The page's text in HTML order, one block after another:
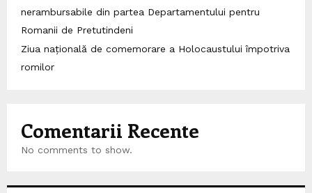
nerambursabile din partea Departamentului pentru
Romanii de Pretutindeni
Ziua națională de comemorare a Holocaustului împotriva
romilor
Comentarii Recente
No comments to show.